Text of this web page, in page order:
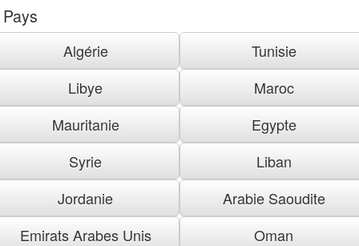
Pays
Algérie
Tunisie
Libye
Maroc
Mauritanie
Egypte
Syrie
Liban
Jordanie
Arabie Saoudite
Emirats Arabes Unis
Oman